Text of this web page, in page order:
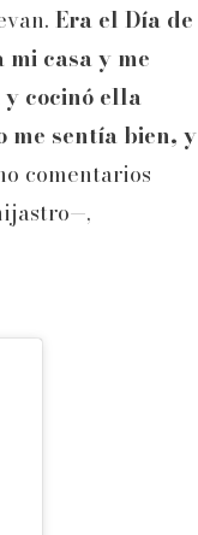
Era el Día de
casa y me
cocinó ella
me sentía bien, y
comentarios